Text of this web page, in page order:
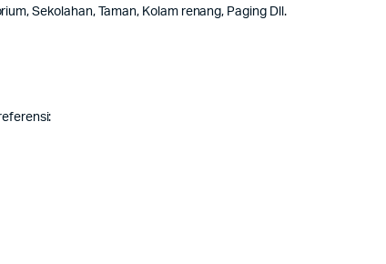
Sekolahan, Taman, Kolam renang, Paging Dll.